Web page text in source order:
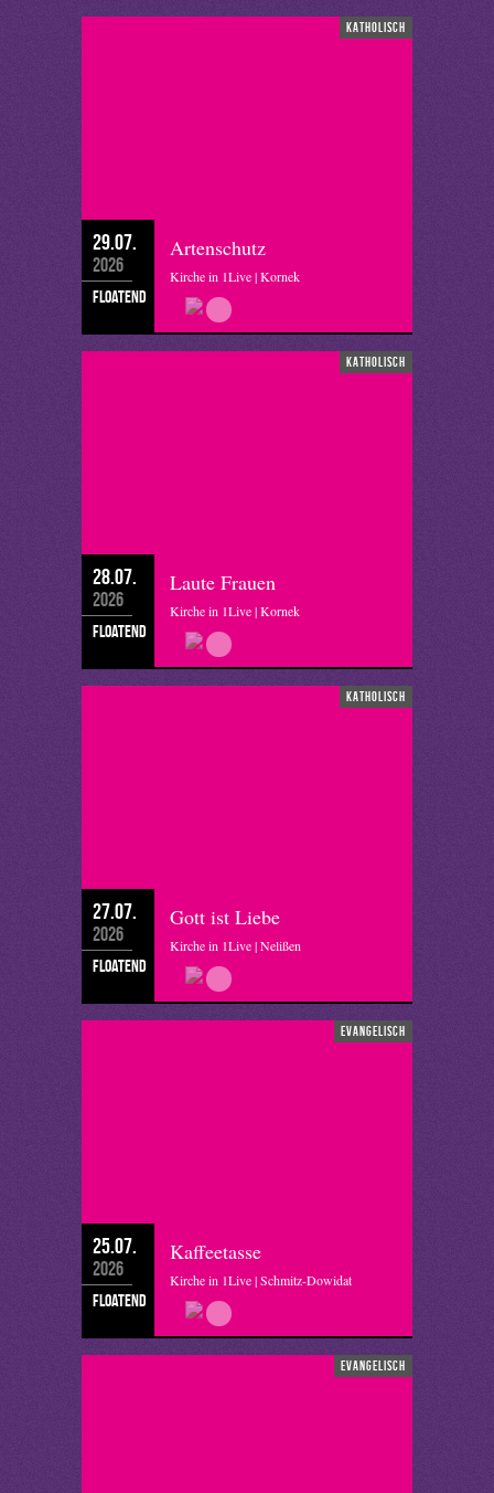
katholisch
29.07.
2026
floatend
Artenschutz
Kirche in 1Live | Kornek
katholisch
28.07.
2026
floatend
Laute Frauen
Kirche in 1Live | Kornek
katholisch
27.07.
2026
floatend
Gott ist Liebe
Kirche in 1Live | Nelißen
evangelisch
25.07.
2026
floatend
Kaffeetasse
Kirche in 1Live | Schmitz-Dowidat
evangelisch